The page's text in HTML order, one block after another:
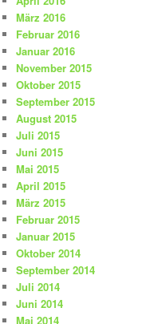
März 2016
Februar 2016
Januar 2016
November 2015
Oktober 2015
September 2015
August 2015
Juli 2015
Juni 2015
Mai 2015
April 2015
März 2015
Februar 2015
Januar 2015
Oktober 2014
September 2014
Juli 2014
Juni 2014
Mai 2014